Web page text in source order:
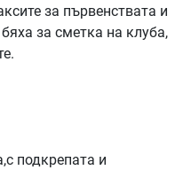
за първенствата и
за сметка на клуба,
подкрепата и